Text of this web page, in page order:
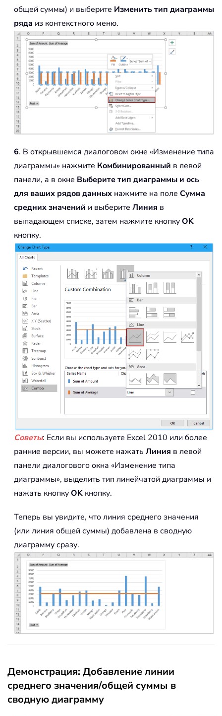
общей суммы) и выберите Изменить тип диаграммы
ряда из контекстного меню.
6. В открывшемся диалоговом окне «Изменение типа
диаграммы» нажмите Комбинированный в левой
панели, а в окне Выберите тип диаграммы и ось
для ваших рядов данных нажмите на поле Сумма
средних значений и выберите Линия в
выпадающем списке, затем нажмите кнопкуOK
кнопку.
Советы: Если вы используете Excel 2010 или более
ранние версии, вы можете нажать Линия в левой
панели диалогового окна «Изменение типа
диаграммы», выделить тип линейчатой диаграммы и
нажать кнопкуOK кнопку.
Теперь вы увидите, что линия среднего значения
(или линия общей суммы) добавлена в сводную
диаграмму сразу.
Демонстрация: Добавление линии
среднего значения/общей суммы в
сводную диаграмму